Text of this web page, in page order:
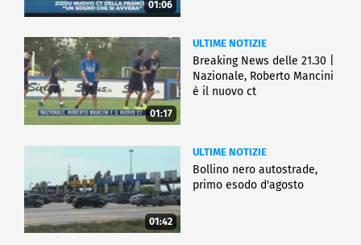
01:06
01:17
ULTIME NOTIZIE
Breaking News delle 21.30 |
Nazionale, Roberto Mancini
è il nuovo ct
01:42
ULTIME NOTIZIE
Bollino nero autostrade,
primo esodo d'agosto